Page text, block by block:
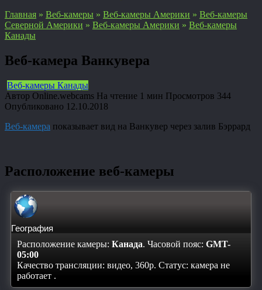
Главная » Веб-камеры » Веб-камеры Америки » Веб-камеры
Северной Америки » Веб-камеры Америки » Веб-камеры
Канады
Веб-камера Ванкувера
Веб-камеры Канады
Автор Online.webcams На чтение 1 мин Просмотров 344
Опубликовано 12.10.2018
Веб-камера показывает вид на Ванкувер через залив Бэррард
Расположение веб-камеры
География
Расположение камеры: Канада. Часовой пояс: GMT-
05:00
Качество трансляции: видео, 360p. Статус: камера не
работает .